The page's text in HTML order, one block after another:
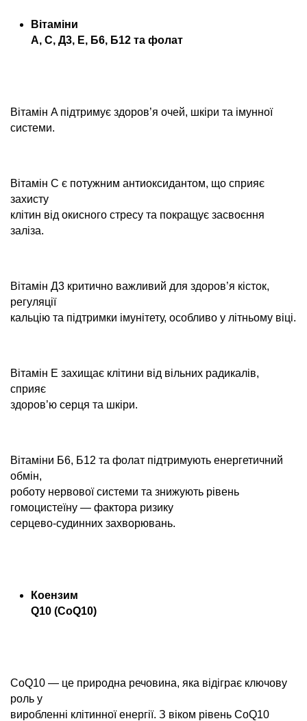
Вітаміни
A, C, Д3, E, Б6, Б12 та фолат
Вітамін A підтримує здоров’я очей, шкіри та імунної
системи.
Вітамін C є потужним антиоксидантом, що сприяє
захисту
клітин від окисного стресу та покращує засвоєння
заліза.
Вітамін Д3 критично важливий для здоров’я кісток,
регуляції
кальцію та підтримки імунітету, особливо у літньому віці.
Вітамін E захищає клітини від вільних радикалів,
сприяє
здоров’ю серця та шкіри.
Вітаміни Б6, Б12 та фолат підтримують енергетичний
обмін,
роботу нервової системи та знижують рівень
гомоцистеїну — фактора ризику
серцево-судинних захворювань.
Коензим
Q10 (CoQ10)
CoQ10 — це природна речовина, яка відіграє ключову
роль у
виробленні клітинної енергії. З віком рівень CoQ10